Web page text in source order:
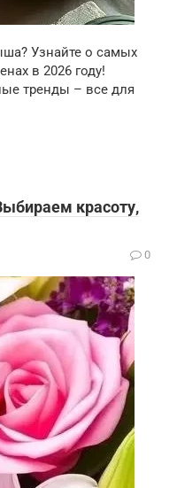
Узнайте о самых
в 2026 году!
тренды – все для
красоту,
0